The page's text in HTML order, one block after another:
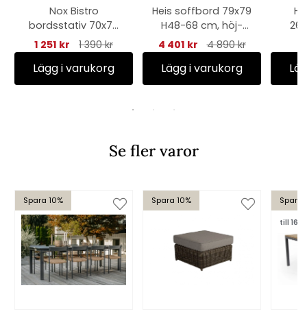
Nox Bistro
bordsstativ 70x70
H73 cm - nordic
green
1 251 kr 1 390 kr
Lägg i varukorg
Heis soffbord 79x79
H48-68 cm, höj-
och sänkbart -
svart/grå
4 401 kr 4 890 kr
Lägg i varukorg
Se fler varor
Spara 10% Spara 10% Spara
till 16/8